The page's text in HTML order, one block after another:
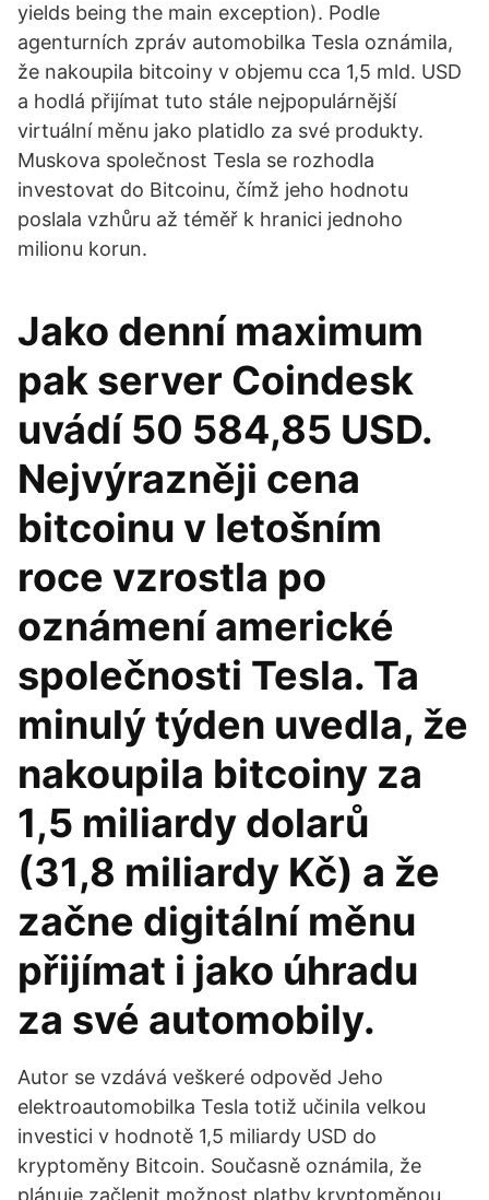
yields being the main exception). Podle
agenturních zpráv automobilka Tesla oznámila,
že nakoupila bitcoiny v objemu cca 1,5 mld. USD
a hodlá přijímat tuto stále nejpopulárnější
virtuální měnu jako platidlo za své produkty.
Muskova společnost Tesla se rozhodla
investovat do Bitcoinu, čímž jeho hodnotu
poslala vzhůru až téměř k hranici jednoho
milionu korun.
Jako denní maximum
pak server Coindesk
uvádí 50 584,85 USD.
Nejvýrazněji cena
bitcoinu v letošním
roce vzrostla po
oznámení americké
společnosti Tesla. Ta
minulý týden uvedla, že
nakoupila bitcoiny za
1,5 miliardy dolarů
(31,8 miliardy Kč) a že
začne digitální měnu
přijímat i jako úhradu
za své automobily.
Autor se vzdává veškeré odpověd Jeho
elektroautomobilka Tesla totiž učinila velkou
investici v hodnotě 1,5 miliardy USD do
kryptoměny Bitcoin. Současně oznámila, že
plánuje začlenit možnost platby kryptoměnou